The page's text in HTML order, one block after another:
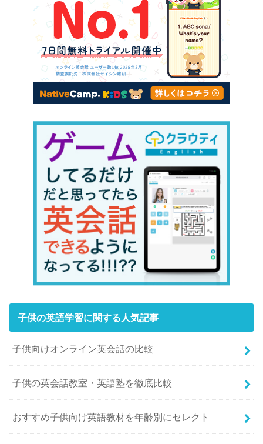
子供の英語学習に関する人気記事
子供向けオンライン英会話の比較
子供の英会話教室・英語塾を徹底比較
おすすめ子供向け英語教材を年齢別にセレクト